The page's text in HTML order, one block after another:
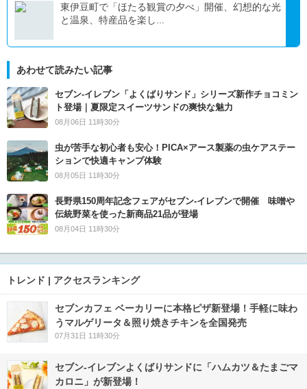
東伊豆町で「ほたる観賞の夕べ」開催、幻想的な光
と温泉、特産品を楽し...
あわせて読みたい記事
セブン‐イレブン「よくばりサンド」シリーズ新作チョコミン
ト登場｜夏限定スイーツサンドの爽快な魅力
08月06日 11時30分
虫が苦手な初心者も安心！PICA×アース製薬の虫ケアステー
ションで快適キャンプ体験
08月05日 11時30分
長野県150周年記念フェアがセブン-イレブンで開催 味噌や
伝統野菜を使った新商品21品が登場
08月04日 11時30分
トレンド | アクセスランキング
セブンカフェ ベーカリーに本格ピザ新登場！手軽に味わ
うマルゲリータ＆照り焼きチキンを全国発売
07月31日 11時30分
セブン‐イレブンよくばりサンドに「ハムカツ＆たまごマ
カロニ」が新登場！